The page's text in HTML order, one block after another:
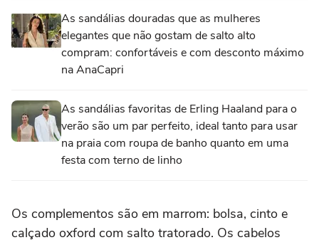
As sandálias douradas que as mulheres
elegantes que não gostam de salto alto
compram: confortáveis e com desconto máximo
na AnaCapri
As sandálias favoritas de Erling Haaland para o
verão são um par perfeito, ideal tanto para usar
na praia com roupa de banho quanto em uma
festa com terno de linho
Os complementos são em marrom: bolsa, cinto e
calçado oxford com salto tratorado. Os cabelos